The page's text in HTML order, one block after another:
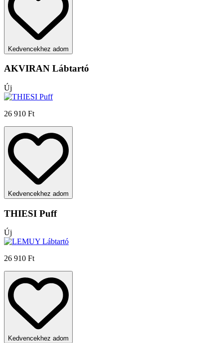
Kedvencekhez adom
AKVIRAN Lábtartó
Új
26 910 Ft
Kedvencekhez adom
THIESI Puff
Új
26 910 Ft
Kedvencekhez adom